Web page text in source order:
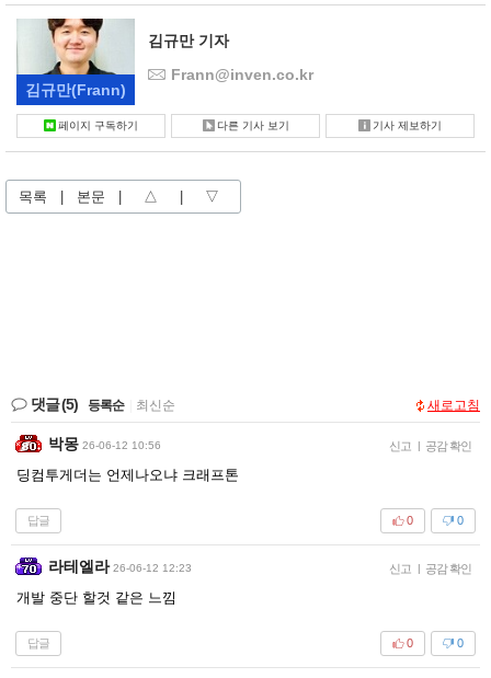
김규만(Frann)
김규만 기자
Frann@inven.co.kr
페이지 구독하기 다른 기사 보기 기사 제보하기
목록 본문 △ ▽
댓글(5) 등록순 최신순 새로고침
박몽 26-06-12 10:56 신고 | 공감 확인
딩컴투게더는 언제나오냐 크래프톤
답글 0
0
라테엘라 26-06-12 12:23 신고 | 공감 확인
개발 중단 할것 같은 느낌
답글 0
0